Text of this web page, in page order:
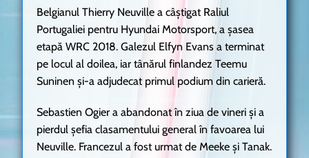
Belgianul Thierry Neuville a câștigat Raliul
Portugaliei pentru Hyundai Motorsport, a șasea
etapă WRC 2018. Galezul Elfyn Evans a terminat
pe locul al doilea, iar tânărul finlandez Teemu
Suninen și-a adjudecat primul podium din carieră.
Sebastien Ogier a abandonat în ziua de vineri și a
pierdul șefia clasamentului general în favoarea lui
Neuville. Francezul a fost urmat de Meeke și Tanak.